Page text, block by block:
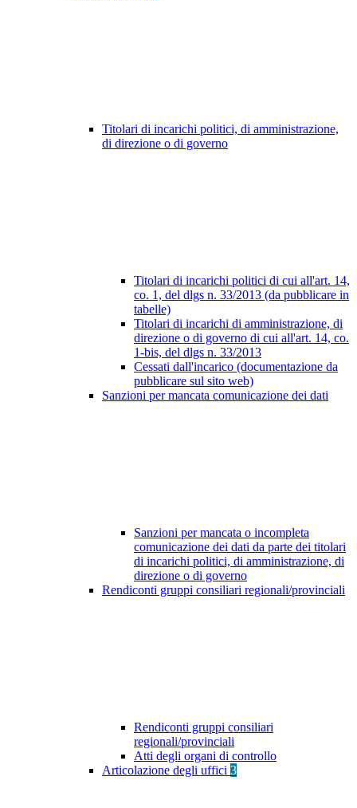
Titolari di incarichi politici, di amministrazione,
di direzione o di governo
Titolari di incarichi politici di cui all'art. 14,
co. 1, del dlgs n. 33/2013 (da pubblicare in
tabelle)
Titolari di incarichi di amministrazione, di
direzione o di governo di cui all'art. 14, co.
1-bis, del dlgs n. 33/2013
Cessati dall'incarico (documentazione da
pubblicare sul sito web)
Sanzioni per mancata comunicazione dei dati
Sanzioni per mancata o incompleta
comunicazione dei dati da parte dei titolari
di incarichi politici, di amministrazione, di
direzione o di governo
Rendiconti gruppi consiliari regionali/provinciali
Rendiconti gruppi consiliari
regionali/provinciali
Atti degli organi di controllo
Articolazione degli uffici 3